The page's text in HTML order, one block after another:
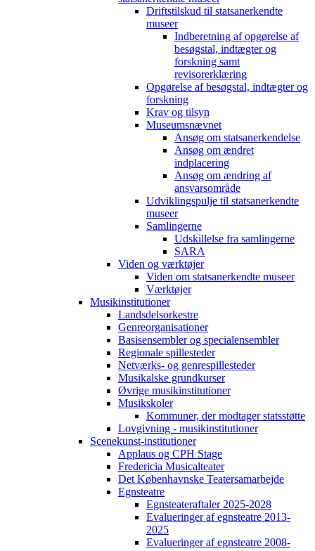
Driftstilskud til statsanerkendte
museer
Indberetning af opgørelse af
besøgstal, indtægter og
forskning samt
revisorerklæring
Opgørelse af besøgstal, indtægter og
forskning
Krav og tilsyn
Museumsnævnet
Ansøg om statsanerkendelse
Ansøg om ændret
indplacering
Ansøg om ændring af
ansvarsområde
Udviklingspulje til statsanerkendte
museer
Samlingerne
Udskillelse fra samlingerne
SARA
Viden og værktøjer
Viden om statsanerkendte museer
Værktøjer
Musikinstitutioner
Landsdelsorkestre
Genreorganisationer
Basisensembler og specialensembler
Regionale spillesteder
Netværks- og genrespillesteder
Musikalske grundkurser
Øvrige musikinstitutioner
Musikskoler
Kommuner, der modtager statsstøtte
Lovgivning - musikinstitutioner
Scenekunst-institutioner
Applaus og CPH Stage
Fredericia Musicalteater
Det Københavnske Teatersamarbejde
Egnsteatre
Egnsteateraftaler 2025-2028
Evalueringer af egnsteatre 2013-
2025
Evalueringer af egnsteatre 2008-